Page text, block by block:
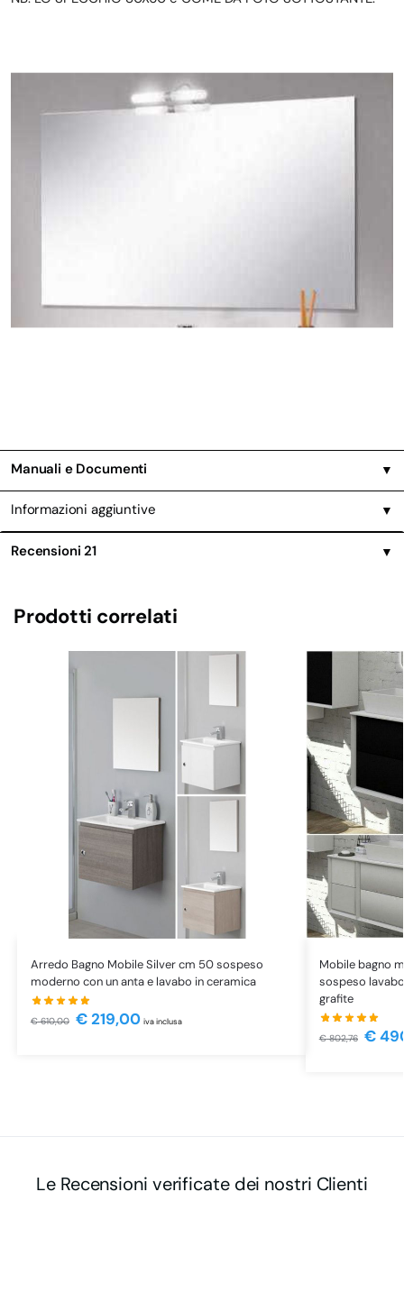
Manuali e Documenti ▼
Informazioni aggiuntive ▼
Recensioni21 ▼
Prodotti correlati
Arredo Bagno Mobile Silver cm 50 sospeso
moderno con un anta e lavabo in ceramica
€610,00 €219,00 iva inclusa
Mobile bagno
sospeso
grafite
€802,76 €
Le Recensioni verificate dei nostri Clienti